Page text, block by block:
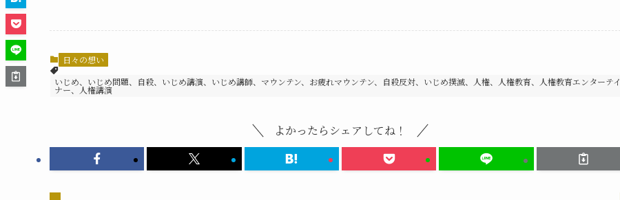
日々の想い
いじめ、いじめ問題、自殺、いじめ講演、いじめ講師、マウンテン、お疲れマウンテン、自殺反対、いじめ撲滅、人権、人権教育、人権教育エンターテイ
ナー、人権講演
よかったらシェアしてね！